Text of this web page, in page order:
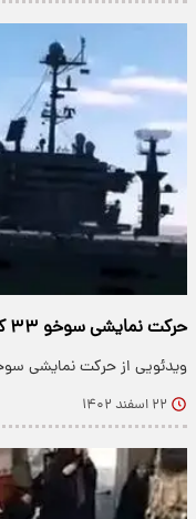
حرکت نمایشی سوخو ۳۳ کبرا بر فراز ناو هواپیمابر+ فیلم
ویدئویی از حرکت نمایشی سوخو ۳۳ کبرا بر فراز ناو هواپیمابر را
۲۲ اسفند ۱۴۰۲